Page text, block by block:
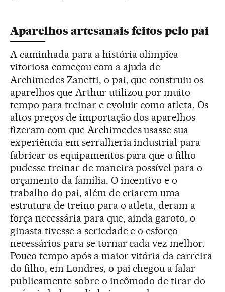
Aparelhos artesanais feitos pelo pai
A caminhada para a história olímpica
vitoriosa começou com a ajuda de
Archimedes Zanetti, o pai, que construiu os
aparelhos que Arthur utilizou por muito
tempo para treinar e evoluir como atleta. Os
altos preços de importação dos aparelhos
fizeram com que Archimedes usasse sua
experiência em serralheria industrial para
fabricar os equipamentos para que o filho
pudesse treinar de maneira possível para o
orçamento da família. O incentivo e o
trabalho do pai, além de criarem uma
estrutura de treino para o atleta, deram a
força necessária para que, ainda garoto, o
ginasta tivesse a seriedade e o esforço
necessários para se tornar cada vez melhor.
Pouco tempo após a maior vitória da carreira
do filho, em Londres, o pai chegou a falar
publicamente sobre o incômodo de tirar do